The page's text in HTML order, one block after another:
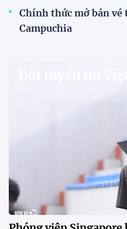
HLV Văn Sỹ Sơn:
HLV Văn Sỹ Sơn tiếp
Sông Lam Nghệ An.
khẳng định ông nhận
khát vọng", đồng thời
cầu thủ trẻ.
CLB Sông Lam Nghệ